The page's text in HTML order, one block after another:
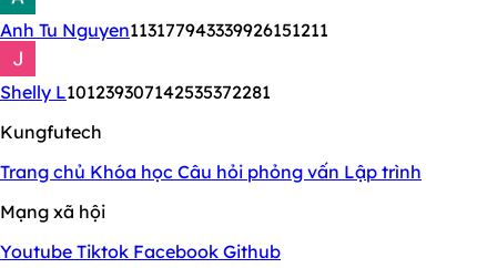
Anh Tu Nguyen113177943339926151211
Shelly L101239307142535372281
Kungfutech
Trang chủ Khóa học Câu hỏi phỏng vấn Lập trình
Mạng xã hội
Youtube Tiktok Facebook Github